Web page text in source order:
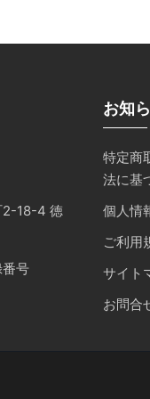
2-18-4 徳
番号
お知
特定商
法に基
個人情
ご利用
サイト
お問合